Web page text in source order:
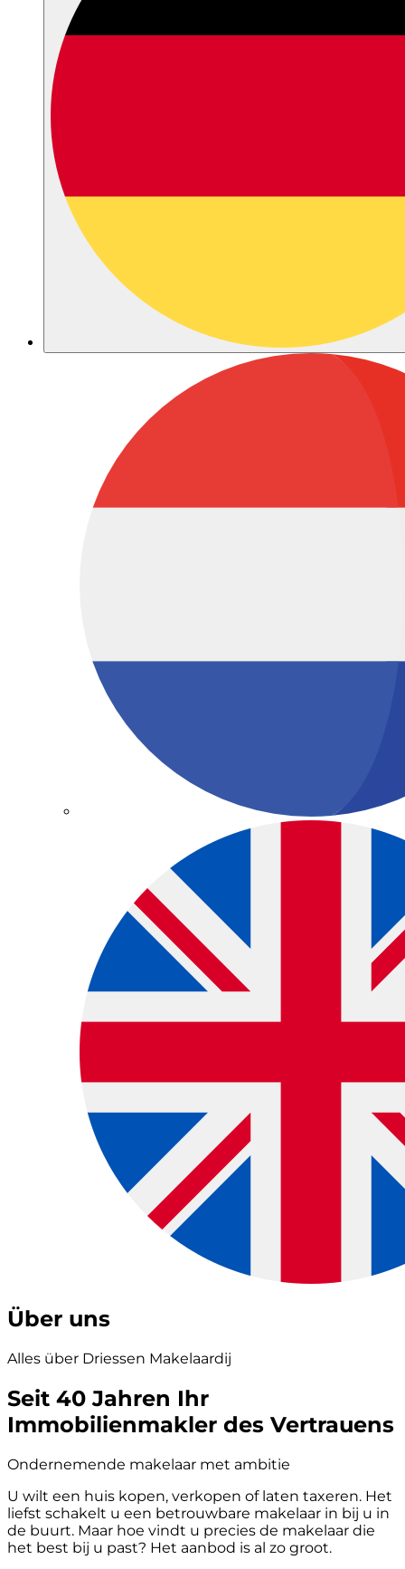
Über uns
Alles über Driessen Makelaardij
Seit 40 Jahren Ihr
Immobilienmakler des Vertrauens
Ondernemende makelaar met ambitie
U wilt een huis kopen, verkopen of laten taxeren. Het
liefst schakelt u een betrouwbare makelaar in bij u in
de buurt. Maar hoe vindt u precies de makelaar die
het best bij u past? Het aanbod is al zo groot.